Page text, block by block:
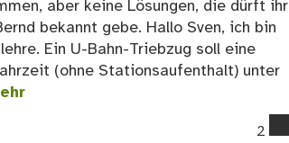
aber keine Lösungen, die dürft ihr
bekannt gebe. Hallo Sven, ich bin
Ein U-Bahn-Triebzug soll eine
(ohne Stationsaufenthalt) unter
2